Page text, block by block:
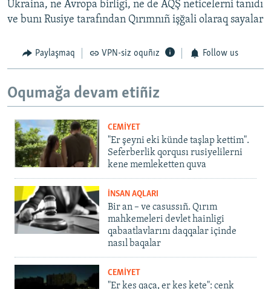
Ukraina, ne Avropa birligi, ne de AQŞ neticelerni tanıdı
ve bunı Rusiye tarafından Qırımnıñ işğali olaraq sayalar
Paylaşmaq VPN-siz oquñız Follow us
Oqumağa devam etiñiz
CEMİYET
"Er şeyni eki künde taşlap kettim".
Seferberlik qorqusı rusiyelilerni
kene memleketten quva
İNSAN AQLARI
Bir an – ve casussıñ. Qırım
mahkemeleri devlet hainligi
qabaatlavlarını daqqalar içinde
nasıl baqalar
CEMİYET
"Er kes qaça, er kes kete": cenk